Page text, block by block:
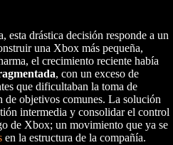
esta drástica decisión responde a un
una Xbox más pequeña,
el crecimiento reciente había
, con un exceso de
que dificultaban la toma de
de objetivos comunes. La solución
intermedia y consolidar el control
de Xbox; un movimiento que ya se
en la estructura de la compañía.